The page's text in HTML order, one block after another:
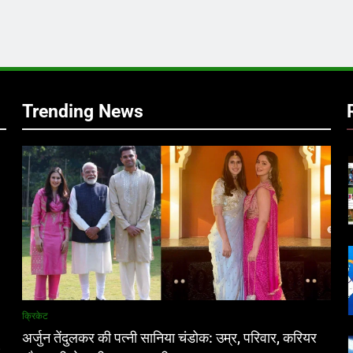
Trending News
क्रिकेट
अर्जुन तेंदुलकर की पत्नी सानिया चंडोक: उम्र, परिवार, करियर